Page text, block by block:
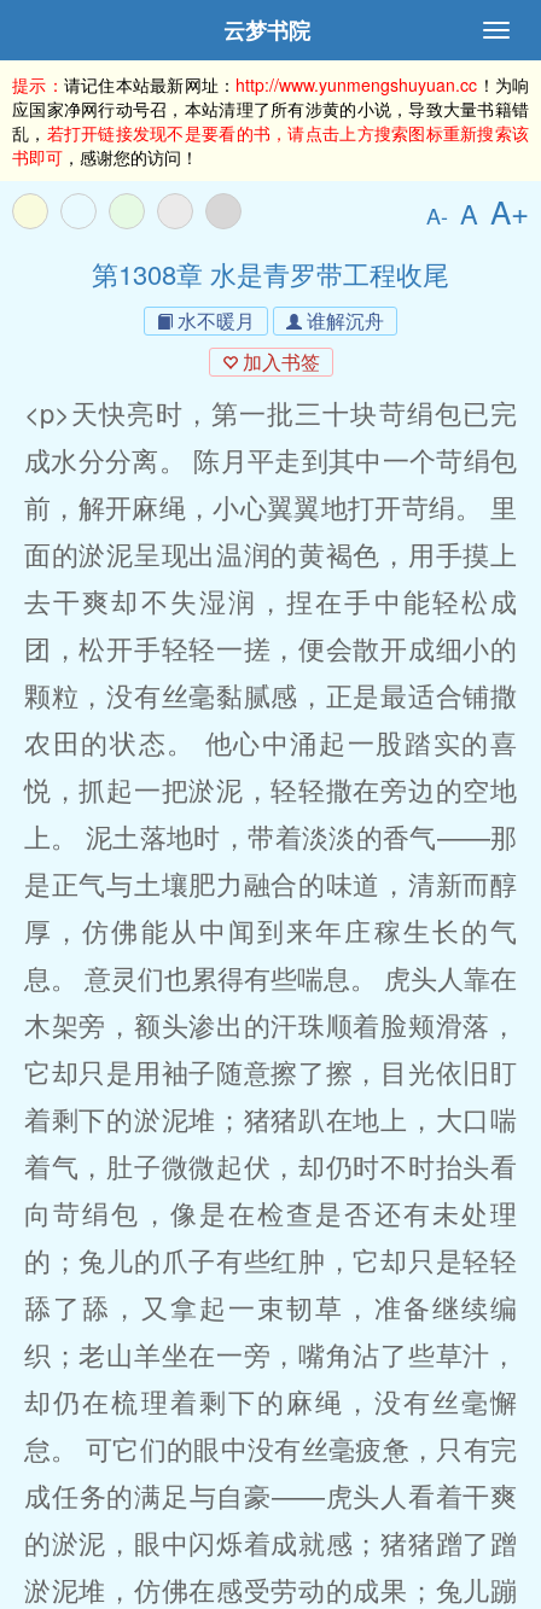
云梦书院
提示： 请记住本站最新网址： http://www.yunmengshuyuan.cc ！为响
应国家净网行动号召，本站清理了所有涉黄的小说，导致大量书籍错
乱， 若打开链接发现不是要看的书，请点击上方搜索图标重新搜索该
书即可 ，感谢您的访问！
A- A A+
第1308章 水是青罗带工程收尾
水不暖月
谁解沉舟
加入书签
<p>天快亮时，第一批三十块苛绢包已完
成水分分离。 陈月平走到其中一个苛绢包
前，解开麻绳，小心翼翼地打开苛绢。 里
面的淤泥呈现出温润的黄褐色，用手摸上
去干爽却不失湿润，捏在手中能轻松成
团，松开手轻轻一搓，便会散开成细小的
颗粒，没有丝毫黏腻感，正是最适合铺撒
农田的状态。 他心中涌起一股踏实的喜
悦，抓起一把淤泥，轻轻撒在旁边的空地
上。 泥土落地时，带着淡淡的香气——那
是正气与土壤肥力融合的味道，清新而醇
厚，仿佛能从中闻到来年庄稼生长的气
息。 意灵们也累得有些喘息。 虎头人靠在
木架旁，额头渗出的汗珠顺着脸颊滑落，
它却只是用袖子随意擦了擦，目光依旧盯
着剩下的淤泥堆；猪猪趴在地上，大口喘
着气，肚子微微起伏，却仍时不时抬头看
向苛绢包，像是在检查是否还有未处理
的；兔儿的爪子有些红肿，它却只是轻轻
舔了舔，又拿起一束韧草，准备继续编
织；老山羊坐在一旁，嘴角沾了些草汁，
却仍在梳理着剩下的麻绳，没有丝毫懈
怠。 可它们的眼中没有丝毫疲惫，只有完
成任务的满足与自豪——虎头人看着干爽
的淤泥，眼中闪烁着成就感；猪猪蹭了蹭
淤泥堆，仿佛在感受劳动的成果；兔儿蹦